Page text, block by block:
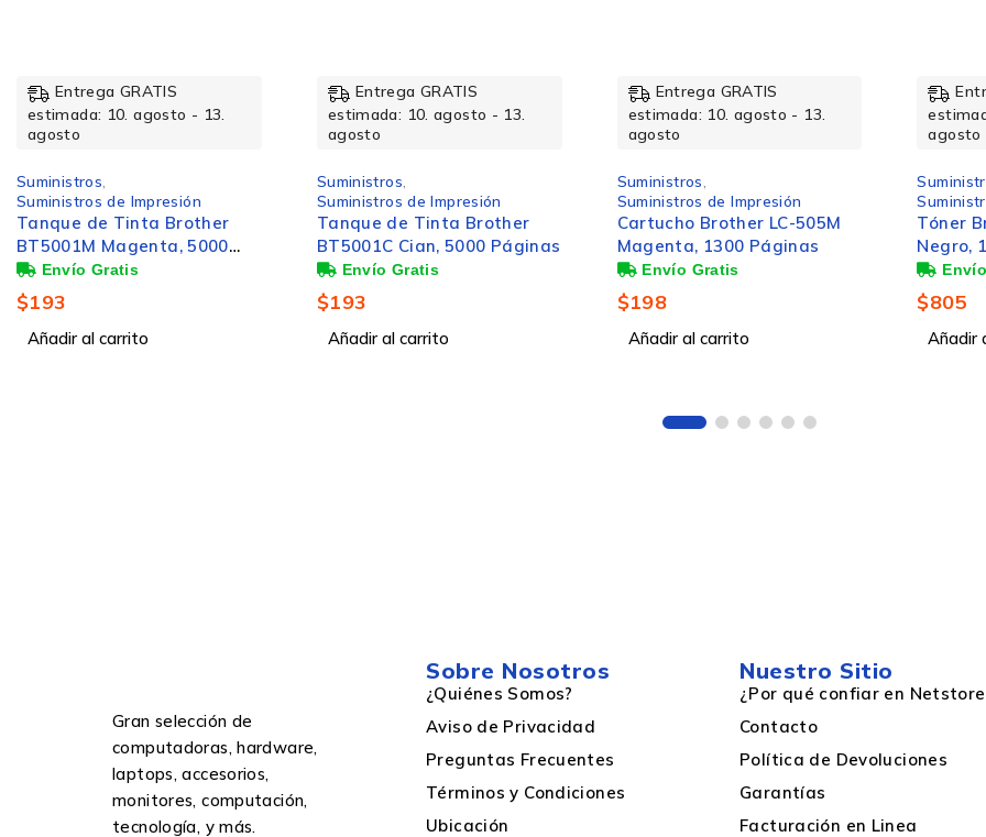
Compatibilidad
HP DESKJET GT 5800 SERIES, HP INK TANK 100/
200/500/600/700 SERIES
Rendimiento de impresión 4.000 Páginas
Marca compatible
Capacidad
Entrega GRATIS
estimada: 10. agosto - 13.
agosto
Suministros
Suministros de Impresión
Tanque de Tinta Brother
BT5001C Cian, 5000 Páginas
$193
Añadir al carrito
Entrega GRATIS
estimada: 10. agosto - 13.
agosto
Suministros
Suministros de Impresión
Cartucho Brother LC-505M
Magenta, 1300 Páginas
$198
Añadir al carrito
Entrega GRATIS
estimada: 10. agosto - 13.
agosto
Suministros
Suministros de Impresión
Tóner Brother TN1060
Negro, 1.000 Páginas
$805
Añadir al carrito
agosto
Cian,
$199
Añadir
Gran selección de
computadoras, hardware,
laptops, accesorios,
monitores, computación,
tecnología, y más.
Sobre Nosotros
¿Quiénes Somos?
Aviso de Privacidad
Preguntas Frecuentes
Términos y Condiciones
Ubicación
Nuestro Sitio
¿Por qué confiar en
Contacto
Política de Devoluciones
Garantías
Facturación en Linea